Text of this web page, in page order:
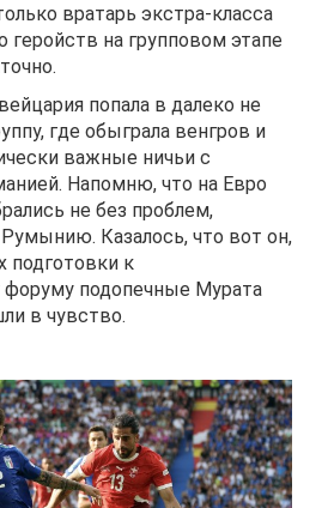
вратарь экстра-класса
геройств на групповом этапе
попала в далеко не
где обыграла венгров и
важные ничьи с
Напомню, что на Евро
не без проблем,
Казалось, что вот он,
подготовки к
форуму подопечные Мурата
в чувство.